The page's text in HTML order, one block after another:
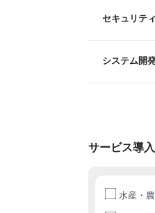
セキュリテ
システム開
サービス導
水産・